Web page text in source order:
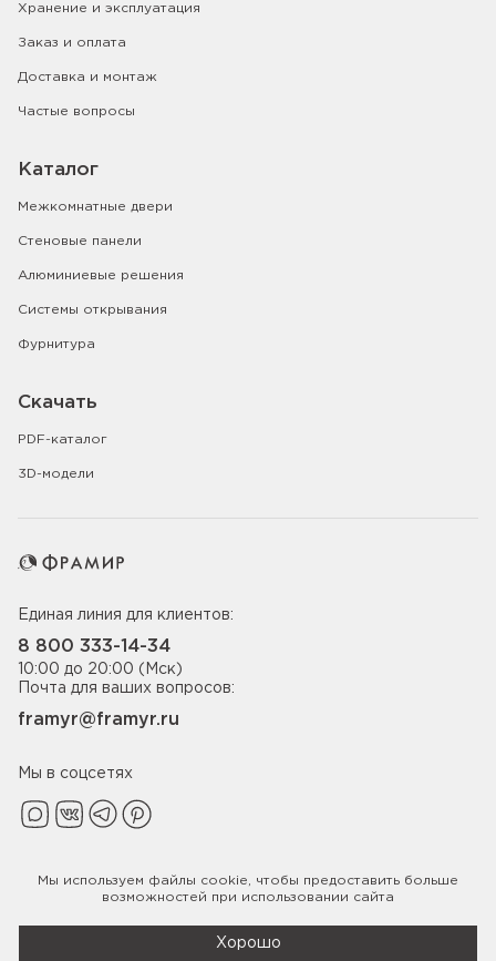
Хранение и эксплуатация
Заказ и оплата
Доставка и монтаж
Частые вопросы
Каталог
Межкомнатные двери
Стеновые панели
Алюминиевые решения
Системы открывания
Фурнитура
Скачать
PDF-каталог
3D-модели
Единая линия для клиентов:
8 800 333-14-34
10:00 до 20:00 (Мск)
Почта для ваших вопросов:
framyr@framyr.ru
Мы в соцсетях
Политика конфиденциальности
Мы используем файлы cookie , чтобы предоставить больше
возможностей при использовании сайта
Хорошо